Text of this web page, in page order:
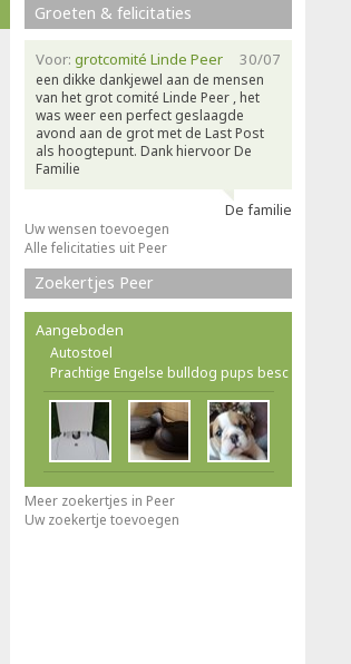
Groeten & felicitaties
30/07
Voor: grotcomité Linde Peer
een dikke dankjewel aan de mensen
van het grot comité Linde Peer , het
was weer een perfect geslaagde
avond aan de grot met de Last Post
als hoogtepunt. Dank hiervoor De
Familie
De familie
Uw wensen toevoegen
Alle felicitaties uit Peer
Zoekertjes Peer
Aangeboden
Autostoel
Prachtige Engelse bulldog pups besc
Meer zoekertjes in Peer
Uw zoekertje toevoegen